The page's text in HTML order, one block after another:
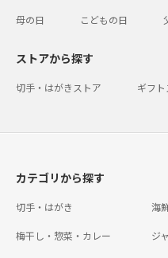
母の日 こどもの日
ストアから探す
切手・はがきストア ギフ
カテゴリから探す
切手・はがき 海
梅干し・惣菜・カレー ジ